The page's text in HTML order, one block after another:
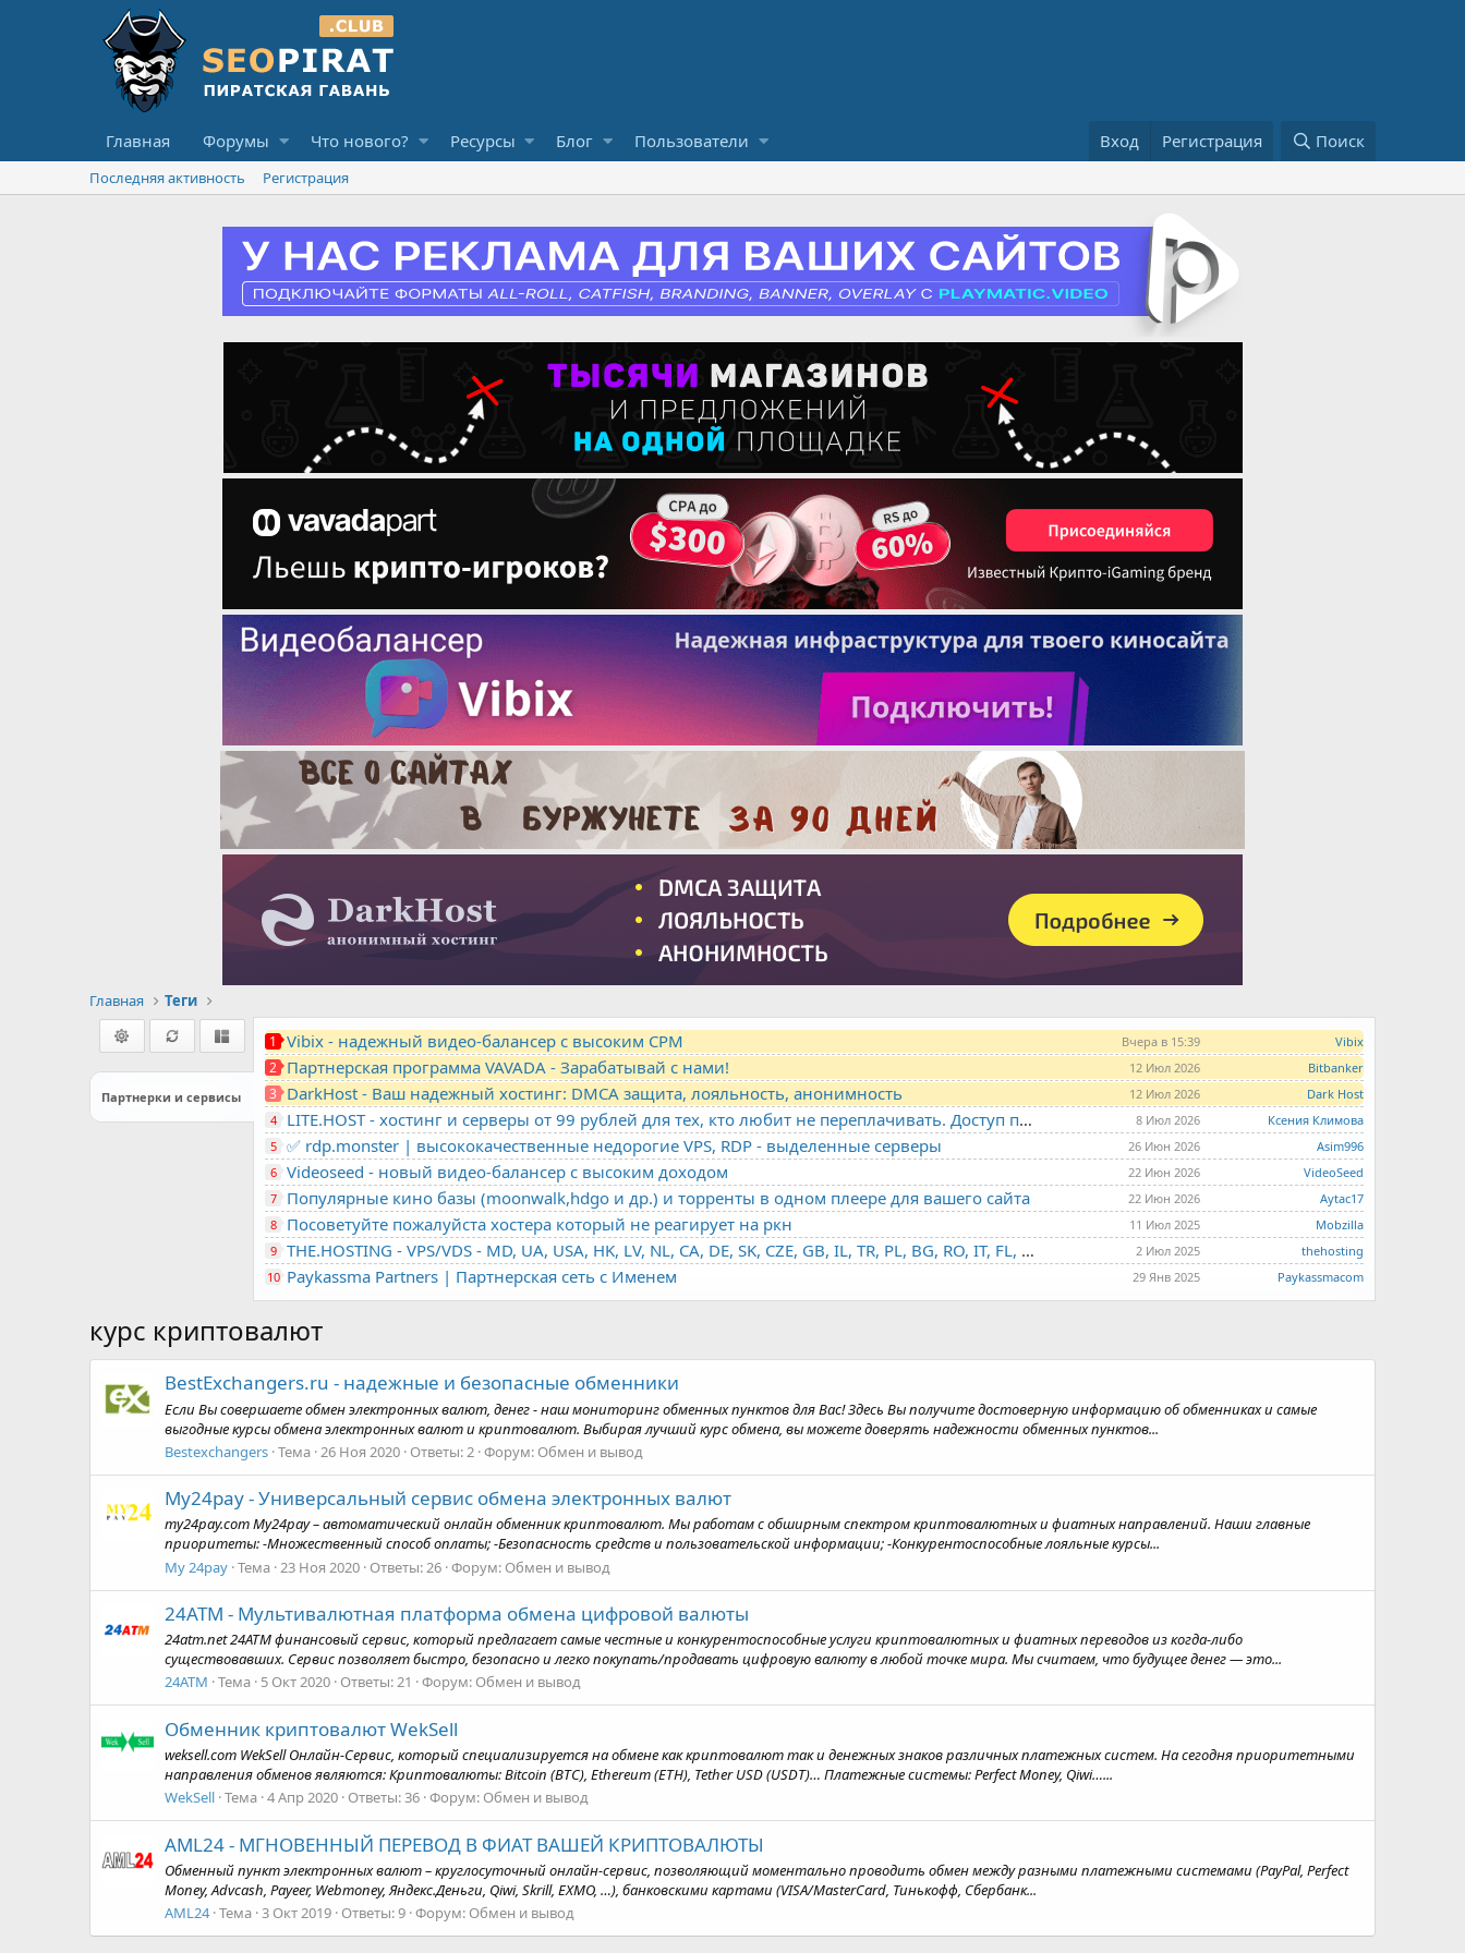
Главная Форумы Что нового? Ресурсы Блог Пользователи Вход Регистрация Поиск
Последняя активность Регистрация
Главная Теги
Партнерки и сервисы
1 Vibix - надежный видео-балансер с высоким CPM Вчера в 15:39 Vibix
2 Партнерская программа VAVADA - Зарабатывай с нами! 12 Июл 2026 Bitbanker
3 DarkHost - Ваш надежный хостинг: DMCA защита, лояльность, анонимность 12 Июл 2026
Dark Host
4
LITE.HOST - хостинг и серверы от 99 рублей для тех, кто любит не переплачивать. Доступ по SSH, поддержка PHP, GIT, COMPOSER, сертификаты Let's Encrypt 8 Июл 2026
Ксения Климова
5
✅ rdp.monster | высококачественные недорогие VPS, RDP - выделенные серверы 26 Июн 2026
Asim996
6
Videoseed - новый видео-балансер с высоким доходом 22 Июн 2026
VideoSeed
7
Популярные кино базы (moonwalk,hdgo и др.) и торренты в одном плеере для вашего сайта 22 Июн 2026
Aytac17
8
Посоветуйте пожалуйста хостера который не реагирует на ркн 11 Июл 2025
Mobzilla
9
THE.HOSTING - VPS/VDS - MD, UA, USA, HK, LV, NL, CA, DE, SK, CZE, GB, IL, TR, PL, BG, RO, IT, FL, HU, PT. 2 Июл 2025
thehosting
10 Paykassma Partners | Партнерская сеть с Именем 29 Янв 2025 Paykassmacom
курс криптовалют
BestExchangers.ru - надежные и безопасные обменники
Если Вы совершаете обмен электронных валют, денег - наш мониторинг обменных пунктов для Вас! Здесь Вы получите достоверную информацию об обменниках и самые
выгодные курсы обмена электронных валют и криптовалют. Выбирая лучший курс обмена, вы можете доверять надежности обменных пунктов...
Bestexchangers Тема 26 Ноя 2020 Ответы: 2 Форум: Обмен и вывод
My24pay - Универсальный сервис обмена электронных валют
my24pay.com My24pay – автоматический онлайн обменник криптовалют. Мы работам с обширным спектром криптовалютных и фиатных направлений. Наши главные
приоритеты: -Множественный способ оплаты; -Безопасность средств и пользовательской информации; -Конкурентоспособные лояльные курсы...
My 24pay Тема 23 Ноя 2020 Ответы: 26 Форум: Обмен и вывод
24ATM - Мультивалютная платформа обмена цифровой валюты
24atm.net 24ATM финансовый сервис, который предлагает самые честные и конкурентоспособные услуги криптовалютных и фиатных переводов из когда-либо
существовавших. Сервис позволяет быстро, безопасно и легко покупать/продавать цифровую валюту в любой точке мира. Мы считаем, что будущее денег — это...
24ATM Тема 5 Окт 2020 Ответы: 21 Форум: Обмен и вывод
Обменник криптовалют WekSell
weksell.com WekSell Онлайн-Сервис, который специализируется на обмене как криптовалют так и денежных знаков различных платежных систем. На сегодня приоритетными
направления обменов являются: Криптовалюты: Bitcoin (BTC), Ethereum (ETH), Tether USD (USDT)… Платежные системы: Perfect Money, Qiwi…...
WekSell Тема 4 Апр 2020 Ответы: 36 Форум: Обмен и вывод
AML24 - МГНОВЕННЫЙ ПЕРЕВОД В ФИАТ ВАШЕЙ КРИПТОВАЛЮТЫ
Обменный пункт электронных валют – круглосуточный онлайн-сервис, позволяющий моментально проводить обмен между разными платежными системами (PayPal, Perfect
Money, Advcash, Payeer, Webmoney, Яндекс.Деньги, Qiwi, Skrill, EXMO, …), банковскими картами (VISA/MasterCard, Тинькофф, Сбербанк...
AML24 Тема 3 Окт 2019 Ответы: 9 Форум: Обмен и вывод